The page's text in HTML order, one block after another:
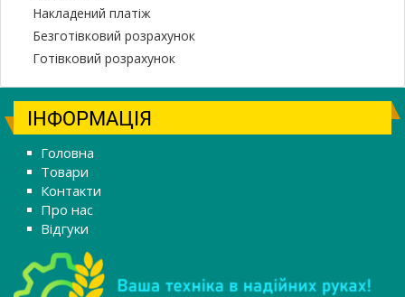
Накладений платіж
Безготівковий розрахунок
Готівковий розрахунок
ІНФОРМАЦІЯ
Головна
Товари
Контакти
Про нас
Відгуки